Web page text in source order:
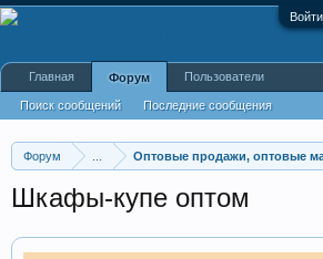
Форум Оптовые продажи, оптовые
Шкафы-купе оптом
Главная Форум
Поиск сообщений Последние сообщения
Пользователи